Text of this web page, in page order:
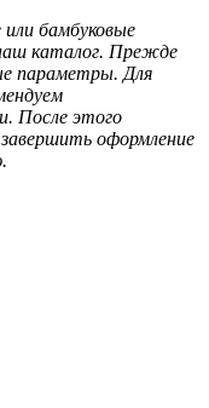
бамбуковые
каталог. Прежде
параметры. Для
После этого
оформление